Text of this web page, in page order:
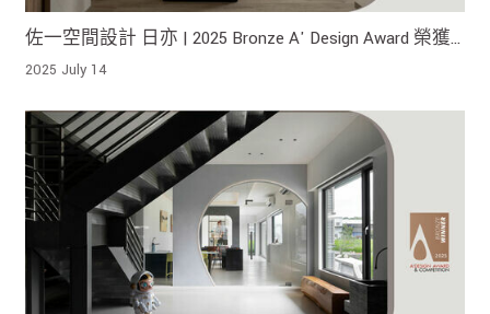
佐一空間設計 日亦 | 2025 Bronze A' Design Award 榮獲
銅獎!
2025 July 14